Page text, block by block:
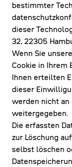
bestimmter
dieser
32, 22305
Wenn Sie
Cookie in Ihrem
Ihnen erteilten
dieser
werden nicht an
weitergegeben.
Die erfassten
zur Löschung
selbst löschen